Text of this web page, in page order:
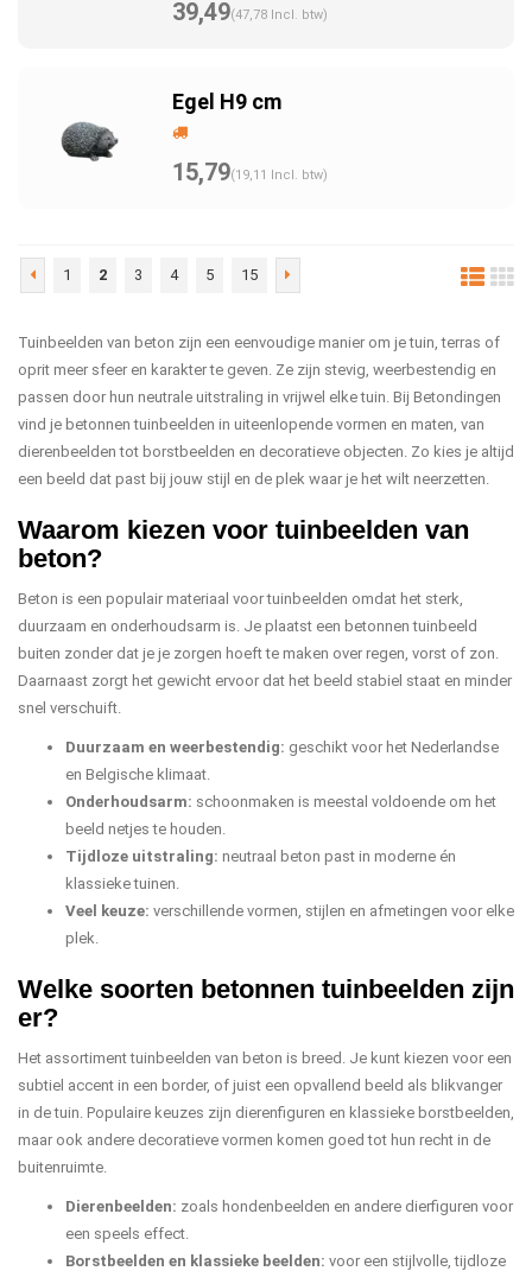
39,49(47,78 Incl. btw)
Egel H9 cm
15,79(19,11 Incl. btw)
1 2 3 4 5 15
Tuinbeelden van beton zijn een eenvoudige manier om je tuin, terras of
oprit meer sfeer en karakter te geven. Ze zijn stevig, weerbestendig en
passen door hun neutrale uitstraling in vrijwel elke tuin. Bij Betondingen
vind je betonnen tuinbeelden in uiteenlopende vormen en maten, van
dierenbeelden tot borstbeelden en decoratieve objecten. Zo kies je altijd
een beeld dat past bij jouw stijl en de plek waar je het wilt neerzetten.
Waarom kiezen voor tuinbeelden van
beton?
Beton is een populair materiaal voor tuinbeelden omdat het sterk,
duurzaam en onderhoudsarm is. Je plaatst een betonnen tuinbeeld
buiten zonder dat je je zorgen hoeft te maken over regen, vorst of zon.
Daarnaast zorgt het gewicht ervoor dat het beeld stabiel staat en minder
snel verschuift.
Duurzaam en weerbestendig: geschikt voor het Nederlandse
en Belgische klimaat.
Onderhoudsarm: schoonmaken is meestal voldoende om het
beeld netjes te houden.
Tijdloze uitstraling: neutraal beton past in moderne én
klassieke tuinen.
Veel keuze: verschillende vormen, stijlen en afmetingen voor elke
plek.
Welke soorten betonnen tuinbeelden zijn
er?
Het assortiment tuinbeelden van beton is breed. Je kunt kiezen voor een
subtiel accent in een border, of juist een opvallend beeld als blikvanger
in de tuin. Populaire keuzes zijn dierenfiguren en klassieke borstbeelden,
maar ook andere decoratieve vormen komen goed tot hun recht in de
buitenruimte.
Dierenbeelden: zoals hondenbeelden en andere dierfiguren voor
een speels effect.
Borstbeelden en klassieke beelden: voor een stijlvolle, tijdloze